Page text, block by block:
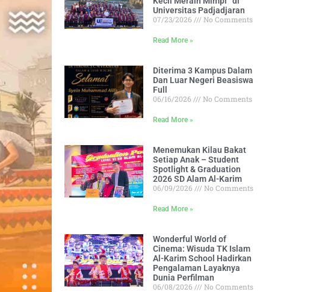
Universitas Padjadjaran
07/23/2026
No Comments
Read More »
Diterima 3 Kampus Dalam
Dan Luar Negeri Beasiswa
Full
06/16/2026
No Comments
Read More »
Menemukan Kilau Bakat
Setiap Anak – Student
Spotlight & Graduation
2026 SD Alam Al-Karim
06/09/2026
No Comments
Read More »
Wonderful World of
Cinema: Wisuda TK Islam
Al-Karim School Hadirkan
Pengalaman Layaknya
Dunia Perfilman
06/08/2026
No Comments